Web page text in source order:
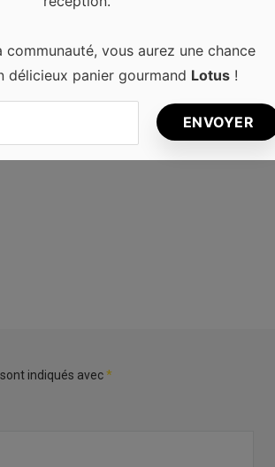
de costumes abordables
indiqués avec*
communauté, vous aurez une chance
délicieux panier gourmand Lotus !